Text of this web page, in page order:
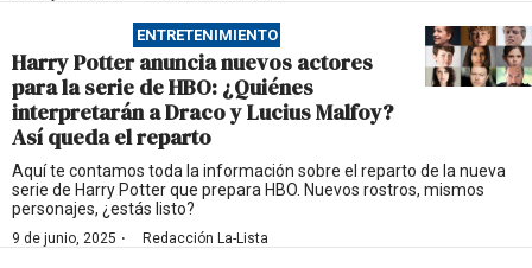
ENTRETENIMIENTO
Harry Potter anuncia nuevos actores
para la serie de HBO: ¿Quiénes
interpretarán a Draco y Lucius Malfoy?
Así queda el reparto
Aquí te contamos toda la información sobre el reparto de la nueva
serie de Harry Potter que prepara HBO. Nuevos rostros, mismos
personajes, ¿estás listo?
9 de junio, 2025 · Redacción La-Lista